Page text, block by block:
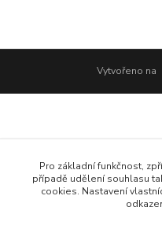
Vytvořeno na
Pro základní funkčnost,
případě udělení souhlasu
cookies. Nastavení